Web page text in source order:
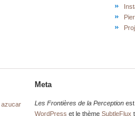
azucar
Meta
Les Frontières de la Perception
WordPress et le thèmeSubtleFlux